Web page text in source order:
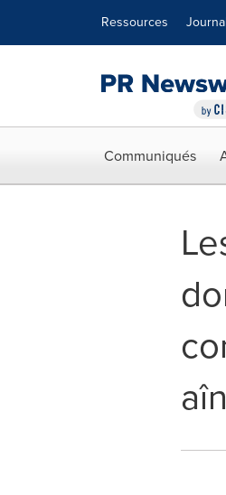
Ressources
Communiqués